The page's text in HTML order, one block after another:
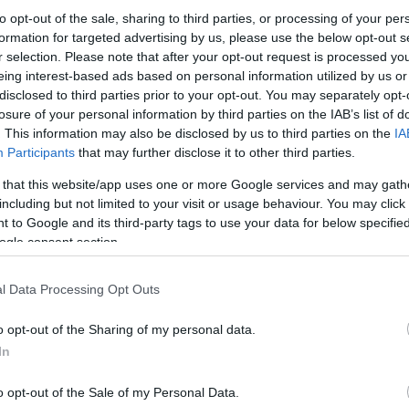
opt-out of the sale, sharing to third parties, or processing of your
for targeted advertising by us, please use the below opt-out
selection. Please note that after your opt-out request is processed
interest-based ads based on personal information utilized by us
to third parties prior to your opt-out. You may separately
of your personal information by third parties on the IAB’s list of
This information may also be disclosed by us to third parties on the
Participants that may further disclose it to other third parties.
that this website/app uses one or more Google services and may
but not limited to your visit or usage behaviour. You may
to Google and its third-party tags to use your data for below
consent section.
Data Processing Opt Outs
opt-out of the Sharing of my personal data.
opt-out of the Sale of my Personal Data.
éles késsel2 cm széles szeletekrevágjuk. A tekercseket
hogy ne érjenek egymáshoz.
süljenek.180°C-ra előmelegített sütőben kb. 20-25